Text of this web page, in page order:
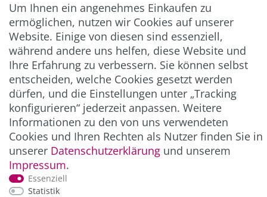
Abonnieren
** Hierbei handelt es sich um ein Pflichtfeld.
ZAHLUNG & VERSAND
Um Ihnen ein angenehmes Einkaufen zu
ermöglichen, nutzen wir Cookies auf unserer
Website. Einige von diesen sind essenziell,
während andere uns helfen, diese Website und
Ihre Erfahrung zu verbessern. Sie können selbst
entscheiden, welche Cookies gesetzt werden
dürfen, und die Einstellungen unter „Tracking
konfigurieren“ jederzeit anpassen. Weitere
Informationen zu den von uns verwendeten
Cookies und Ihren Rechten als Nutzer finden Sie in
unserer Daten­schutz­erklärung und unserem
Impressum.
Essenziell
Statistik